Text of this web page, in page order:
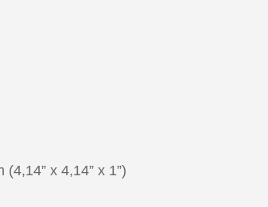
x 4,14” x 1”)